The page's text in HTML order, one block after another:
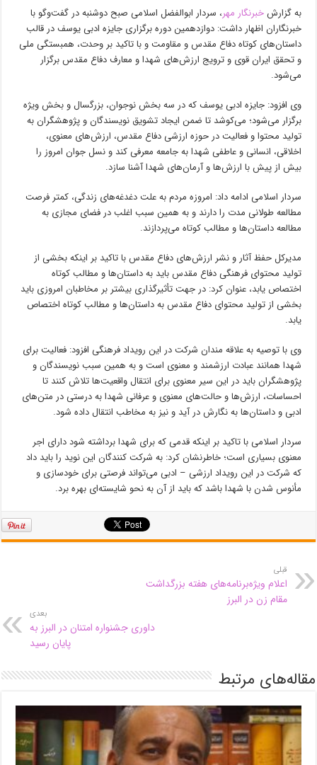
به گزارشخبرنگار مهر، سردار ابوالفضل اسلامی صبح دوشنبه در گفت‌وگو با
خبرنگاران اظهار داشت: دوازدهمین دوره برگزاری جایزه ادبی یوسف در قالب
داستان‌های کوتاه دفاع مقدس و مقاومت و با تاکید بر وحدت، همبستگی ملی
و تحقق ایران قوی و ترویج ارزش‌های شهدا و معارف دفاع مقدس برگزار
می‌شود.
وی افزود: جایزه ادبی یوسف که در سه بخش نوجوان، بزرگسال و بخش ویژه
برگزار می‌شود؛ می‌کوشد تا ضمن ایجاد تشویق نویسندگان و پژوهشگران به
تولید محتوا و فعالیت در حوزه ارزشی دفاع مقدس، ارزش‌های معنوی،
اخلاقی، انسانی و عاطفی شهدا به جامعه معرفی کند و نسل جوان امروز را
بیش از پیش با ارزش‌ها و آرمان‌های شهدا آشنا سازد.
سردار اسلامی ادامه داد: امروزه مردم به علت دغدغه‌های زندگی، کمتر فرصت
مطالعه طولانی مدت را دارند و به همین سبب اغلب در فضای مجازی به
مطالعه داستان‌ها و مطالب کوتاه می‌پردازند.
مدیرکل حفظ آثار و نشر ارزش‌های دفاع مقدس با تاکید بر اینکه بخشی از
تولید محتوای فرهنگی دفاع مقدس باید به داستان‌ها و مطالب کوتاه
اختصاص یابد، عنوان کرد: در جهت تأثیرگذاری بیشتر بر مخاطبان امروزی باید
بخشی از تولید محتوای دفاع مقدس به داستان‌ها و مطالب کوتاه اختصاص
یابد.
وی با توصیه به علاقه مندان شرکت در این رویداد فرهنگی افزود: فعالیت برای
شهدا همانند عبادت ارزشمند و معنوی است و به همین سبب نویسندگان و
پژوهشگران باید در این سیر معنوی برای انتقال واقعیت‌ها تلاش کنند تا
احساسات، ارزش‌ها و حالت‌های معنوی و عرفانی شهدا به درستی در متن‌های
ادبی و داستان‌ها به نگارش در آید و نیز به مخاطب انتقال داده شود.
سردار اسلامی با تاکید بر اینکه قدمی که برای شهدا برداشته شود دارای اجر
معنوی بسیاری است؛ خاطرنشان کرد: به شرکت کنندگان این نوید را باید داد
که شرکت در این رویداد ارزشی – ادبی می‌تواند فرصتی برای خودسازی و
مأنوس شدن با شهدا باشد که باید از آن به نحو شایسته‌ای بهره برد.
قبلی
اعلام ویژه‌برنامه‌های هفته بزرگداشت
مقام زن در البرز
بعدی
داوری جشنواره امتنان در البرز به
پایان رسید
مقاله‌های مرتبط